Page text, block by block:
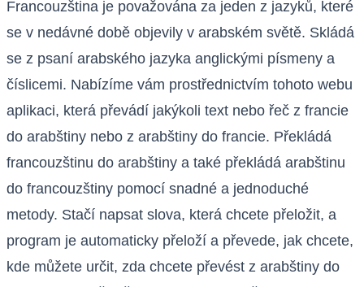
Francouzština je považována za jeden z jazyků, které
se v nedávné době objevily v arabském světě. Skládá
se z psaní arabského jazyka anglickými písmeny a
číslicemi. Nabízíme vám prostřednictvím tohoto webu
aplikaci, která převádí jakýkoli text nebo řeč z francie
do arabštiny nebo z arabštiny do francie. Překládá
francouzštinu do arabštiny a také překládá arabštinu
do francouzštiny pomocí snadné a jednoduché
metody. Stačí napsat slova, která chcete přeložit, a
program je automaticky přeloží a převede, jak chcete,
kde můžete určit, zda chcete převést z arabštiny do